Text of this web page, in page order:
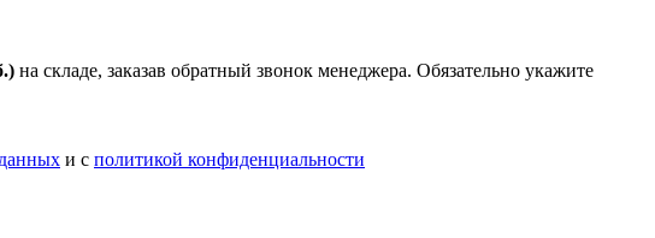
на складе, заказав обратный звонок менеджера. Обязательно укажите
и с политикой конфиденциальности